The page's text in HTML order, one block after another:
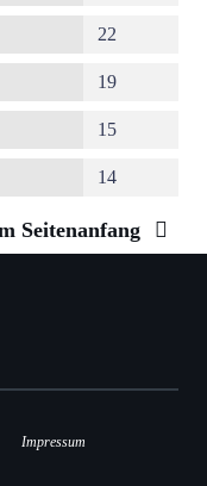
22
19
15
14
Seitenanfang
Impressum